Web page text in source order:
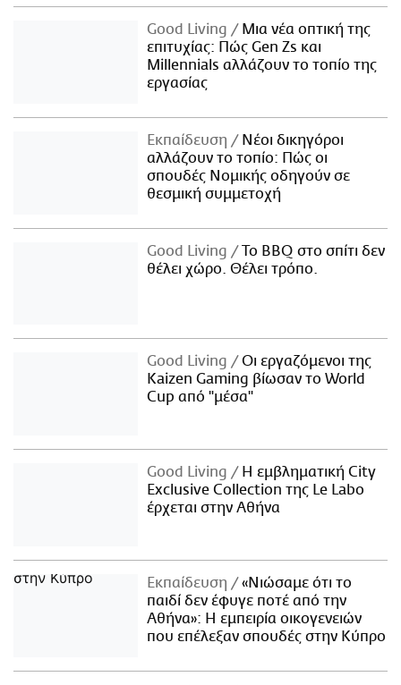
Good Living
Μια νέα οπτική της
επιτυχίας: Πώς Gen Zs και
Millennials αλλάζουν το τοπίο της
εργασίας
Εκπαίδευση
Νέοι δικηγόροι
αλλάζουν το τοπίο: Πώς οι
σπουδές Νομικής οδηγούν σε
θεσμική συμμετοχή
Good Living
Το BBQ στο σπίτι δεν
θέλει χώρο. Θέλει τρόπο.
Good Living
Οι εργαζόμενοι της
Kaizen Gaming βίωσαν το World
Cup από "μέσα"
Good Living
Η εμβληματική City
Exclusive Collection της Le Labo
έρχεται στην Αθήνα
Εκπαίδευση
«Νιώσαμε ότι το
παιδί δεν έφυγε ποτέ από την
Αθήνα»: Η εμπειρία οικογενειών
που επέλεξαν σπουδές στην Κύπρο